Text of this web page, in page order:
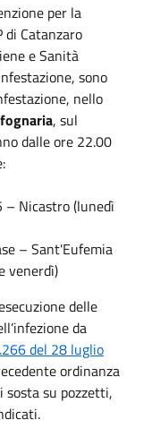
per la
di Catanzaro
e Sanità
sono
nello
, sul
dalleore 22.00
– Nicastro (lunedì
– Sant'Eufemia
venerdì)
delle
da
del 28 luglio
ordinanza
su pozzetti,